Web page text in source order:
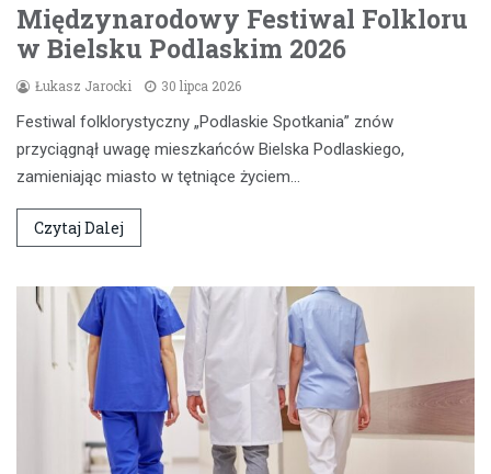
Międzynarodowy Festiwal Folkloru
w Bielsku Podlaskim 2026
Łukasz Jarocki 30 lipca 2026
Festiwal folklorystyczny „Podlaskie Spotkania” znów
przyciągnął uwagę mieszkańców Bielska Podlaskiego,
zamieniając miasto w tętniące życiem…
Czytaj Dalej